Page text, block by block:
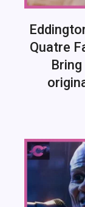
Quatre